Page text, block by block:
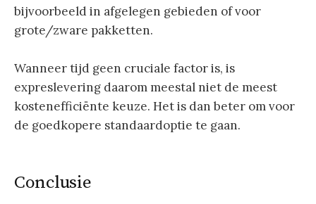
bijvoorbeeld in afgelegen gebieden of voor
grote/zware pakketten.
Wanneer tijd geen cruciale factor is, is
expreslevering daarom meestal niet de meest
kostenefficiënte keuze. Het is dan beter om voor
de goedkopere standaardoptie te gaan.
Conclusie